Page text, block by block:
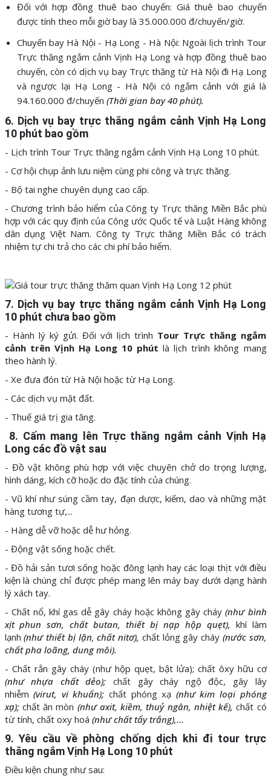
Đối với hợp đồng thuê bao chuyến: Giá thuê bao chuyến
được tính theo mỗi giờ bay là 35.000.000 đ/chuyến/giờ.
Chuyến bay Hà Nội - Hạ Long - Hà Nội: Ngoài lịch trình Tour
Trực thăng ngắm cảnh Vịnh Hạ Long và hợp đồng thuê bao
chuyến, còn có dịch vụ bay Trực thăng từ Hà Nội đi Hạ Long
và ngược lại Hạ Long - Hà Nội có ngắm cảnh với giá là
94.160.000 đ/chuyến (Thời gian bay 40 phút).
6. Dịch vụ bay trực thăng ngắm cảnh Vịnh Hạ Long
10 phút bao gồm
- Lịch trình Tour Trực thăng ngắm cảnh Vịnh Hạ Long 10 phút.
- Cơ hội chụp ảnh lưu niệm cùng phi công và trực thăng.
- Bộ tai nghe chuyên dụng cao cấp.
- Chương trình bảo hiểm của Công ty Trực thăng Miền Bắc phù
hợp với các quy định của Công ước Quốc tế và Luật Hàng không
dân dụng Việt Nam. Công ty Trực thăng Miền Bắc có trách
nhiệm tự chi trả cho các chi phí bảo hiểm.
7. Dịch vụ bay trực thăng ngắm cảnh Vịnh Hạ Long
10 phút chưa bao gồm
- Hành lý ký gửi. Đối với lịch trình Tour Trực thăng ngắm
cảnh trên Vịnh Hạ Long 10 phút là lịch trình không mang
theo hành lý.
- Xe đưa đón từ Hà Nội hoặc từ Hạ Long.
- Các dịch vụ mặt đất.
- Thuế giá trị gia tăng.
8. Cấm mang lên Trực thăng ngắm cảnh Vịnh Hạ
Long các đồ vật sau
- Đồ vật không phù hợp với việc chuyên chở do trọng lượng,
hình dáng, kích cỡ hoặc do đặc tính của chúng.
- Vũ khí như súng cầm tay, đạn dược, kiếm, dao và những mặt
hàng tương tự,...
- Hàng dễ vỡ hoặc dễ hư hỏng.
- Động vật sống hoặc chết.
- Đồ hải sản tươi sống hoặc đông lạnh hay các loại thịt với điều
kiện là chúng chỉ được phép mang lên máy bay dưới dạng hành
lý xách tay.
- Chất nổ, khí gas dễ gây cháy hoặc không gây cháy(như bình
xịt phun sơn, chất butan, thiết bị nạp hộp quẹt), khí làm
lạnh(như thiết bị lặn, chất nitơ), chất lỏng gây cháy (nước sơn,
chất pha loãng, dung môi).
- Chất rắn gây cháy (như hộp quẹt, bật lửa); chất ôxy hữu cơ
(như nhựa chất dẻo); chất gây cháy ngộ độc, gây lây
nhiễm(virut, vi khuẩn); chất phóng xạ (như kim loại phóng
xạ);chất ăn mòn (như axit, kiềm, thuỷ ngân, nhiệt kế), chất có
từ tính, chất oxy hoá (như chất tẩy trắng),...
9. Yêu cầu về phòng chống dịch khi đi tour trực
thăng ngắm Vịnh Hạ Long 10 phút
Điều kiện chung như sau: